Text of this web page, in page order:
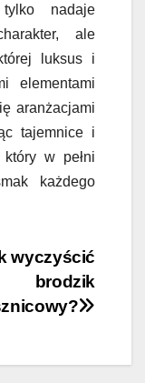
nadaje
ale
luksus i
elementami
aranżacjami
tajemnice i
który w pełni
każdego
wyczyścić
brodzik